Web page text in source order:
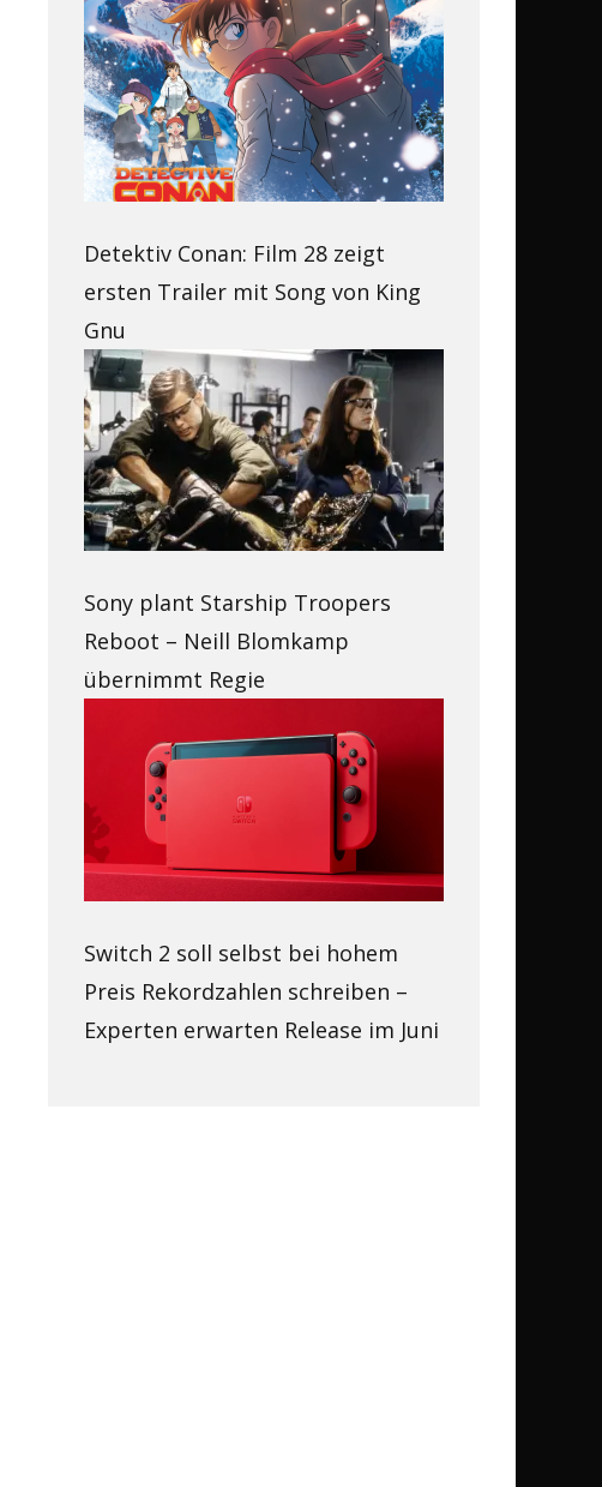
Detektiv Conan: Film 28 zeigt
ersten Trailer mit Song von King
Gnu
Sony plant Starship Troopers
Reboot – Neill Blomkamp
übernimmt Regie
Switch 2 soll selbst bei hohem
Preis Rekordzahlen schreiben –
Experten erwarten Release im Juni